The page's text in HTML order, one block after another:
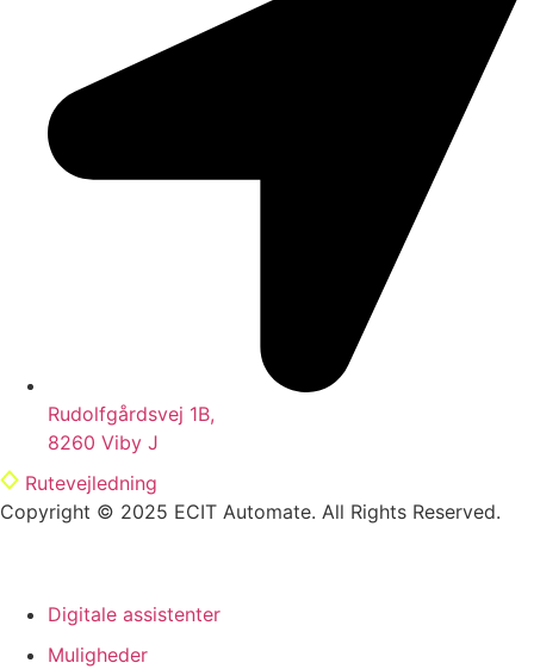
Rudolfgårdsvej 1B,
8260 Viby J
Rutevejledning
Copyright © 2025 ECIT Automate. All Rights Reserved.
Digitale assistenter
Muligheder